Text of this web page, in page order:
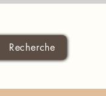
Recherche